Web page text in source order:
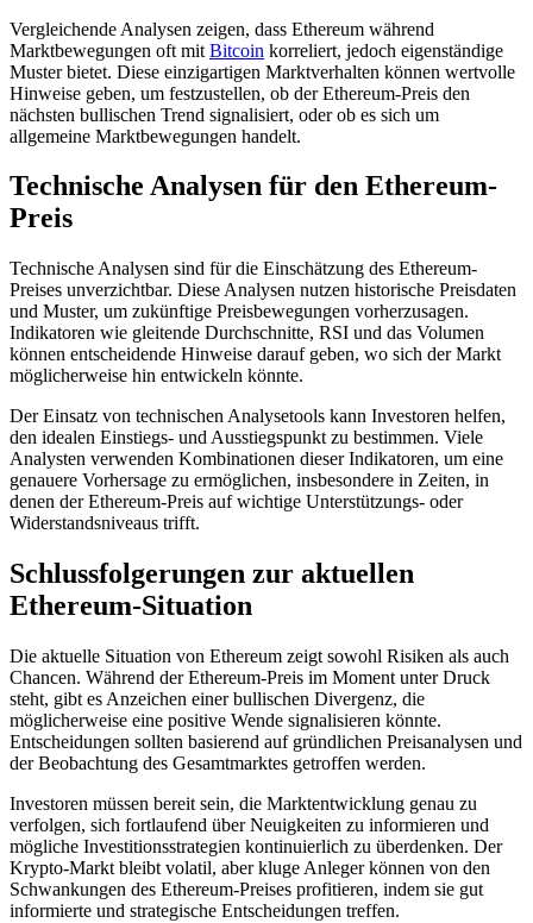
Vergleichende Analysen zeigen, dass Ethereum während
Marktbewegungen oft mit Bitcoin korreliert, jedoch eigenständige
Muster bietet. Diese einzigartigen Marktverhalten können wertvolle
Hinweise geben, um festzustellen, ob der Ethereum-Preis den
nächsten bullischen Trend signalisiert, oder ob es sich um
allgemeine Marktbewegungen handelt.
Technische Analysen für den Ethereum-
Preis
Technische Analysen sind für die Einschätzung des Ethereum-
Preises unverzichtbar. Diese Analysen nutzen historische Preisdaten
und Muster, um zukünftige Preisbewegungen vorherzusagen.
Indikatoren wie gleitende Durchschnitte, RSI und das Volumen
können entscheidende Hinweise darauf geben, wo sich der Markt
möglicherweise hin entwickeln könnte.
Der Einsatz von technischen Analysetools kann Investoren helfen,
den idealen Einstiegs- und Ausstiegspunkt zu bestimmen. Viele
Analysten verwenden Kombinationen dieser Indikatoren, um eine
genauere Vorhersage zu ermöglichen, insbesondere in Zeiten, in
denen der Ethereum-Preis auf wichtige Unterstützungs- oder
Widerstandsniveaus trifft.
Schlussfolgerungen zur aktuellen
Ethereum-Situation
Die aktuelle Situation von Ethereum zeigt sowohl Risiken als auch
Chancen. Während der Ethereum-Preis im Moment unter Druck
steht, gibt es Anzeichen einer bullischen Divergenz, die
möglicherweise eine positive Wende signalisieren könnte.
Entscheidungen sollten basierend auf gründlichen Preisanalysen und
der Beobachtung des Gesamtmarktes getroffen werden.
Investoren müssen bereit sein, die Marktentwicklung genau zu
verfolgen, sich fortlaufend über Neuigkeiten zu informieren und
mögliche Investitionsstrategien kontinuierlich zu überdenken. Der
Krypto-Markt bleibt volatil, aber kluge Anleger können von den
Schwankungen des Ethereum-Preises profitieren, indem sie gut
informierte und strategische Entscheidungen treffen.